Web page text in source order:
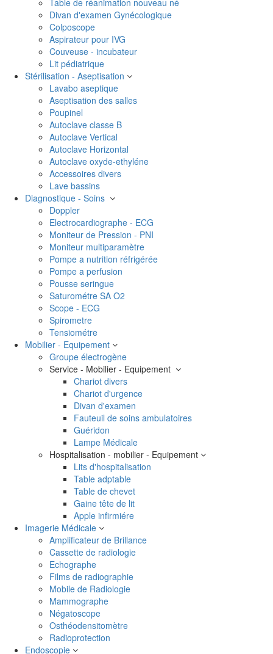
Table de réanimation nouveau né
Divan d'examen Gynécologique
Colposcope
Aspirateur pour IVG
Couveuse - incubateur
Lit pédiatrique
Stérilisation - Aseptisation
Lavabo aseptique
Aseptisation des salles
Poupinel
Autoclave classe B
Autoclave Vertical
Autoclave Horizontal
Autoclave oxyde-ethyléne
Accessoires divers
Lave bassins
Diagnostique - Soins
Doppler
Electrocardiographe - ECG
Moniteur de Pression - PNI
Moniteur multiparamètre
Pompe a nutrition réfrigérée
Pompe a perfusion
Pousse seringue
Saturométre SA O2
Scope - ECG
Spirometre
Tensiométre
Mobilier - Equipement
Groupe électrogène
Service - Mobilier - Equipement
Chariot divers
Chariot d'urgence
Divan d'examen
Fauteuil de soins ambulatoires
Guéridon
Lampe Médicale
Hospitalisation - mobilier - Equipement
Lits d'hospitalisation
Table adptable
Table de chevet
Gaine tête de lit
Apple infirmiére
Imagerie Médicale
Amplificateur de Brillance
Cassette de radiologie
Echographe
Films de radiographie
Mobile de Radiologie
Mammographe
Négatoscope
Osthéodensitomètre
Radioprotection
Endoscopie